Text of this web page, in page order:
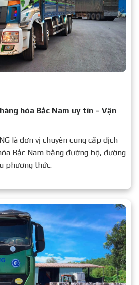
hóa Bắc Nam uy tín – Vận
là đơn vị chuyên cung cấp dịch
Bắc Nam bằng đường bộ, đường
phương thức.